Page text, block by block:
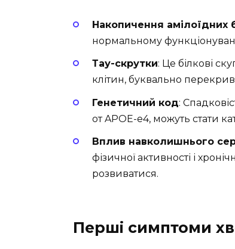
Накопичення амілоїдних
нормальному
Тау-скрутки: Це білкові
клітин, буквально
Генетичний код:
от APOE-e4, можуть стати
Вплив навколишнього
фізичної активності і
розвиватися.
Перші симптоми